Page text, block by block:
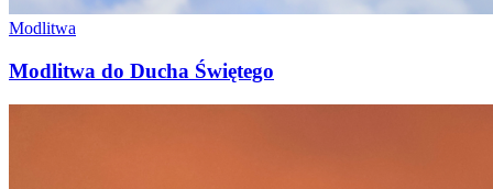
Modlitwa
Modlitwa do Ducha Świętego